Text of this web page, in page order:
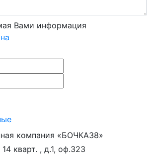
Вами информация
компания «БОЧКА38»
14 кварт. , д.1, оф.323